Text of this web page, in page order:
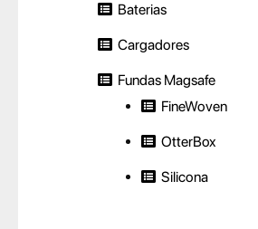
Baterias
Cargadores
Fundas Magsafe
FineWoven
OtterBox
Silicona